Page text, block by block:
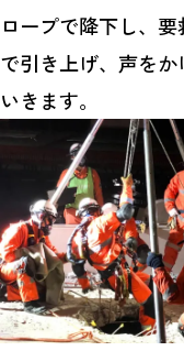
ロープで降下し、
で引き上げ、声を
いきます。